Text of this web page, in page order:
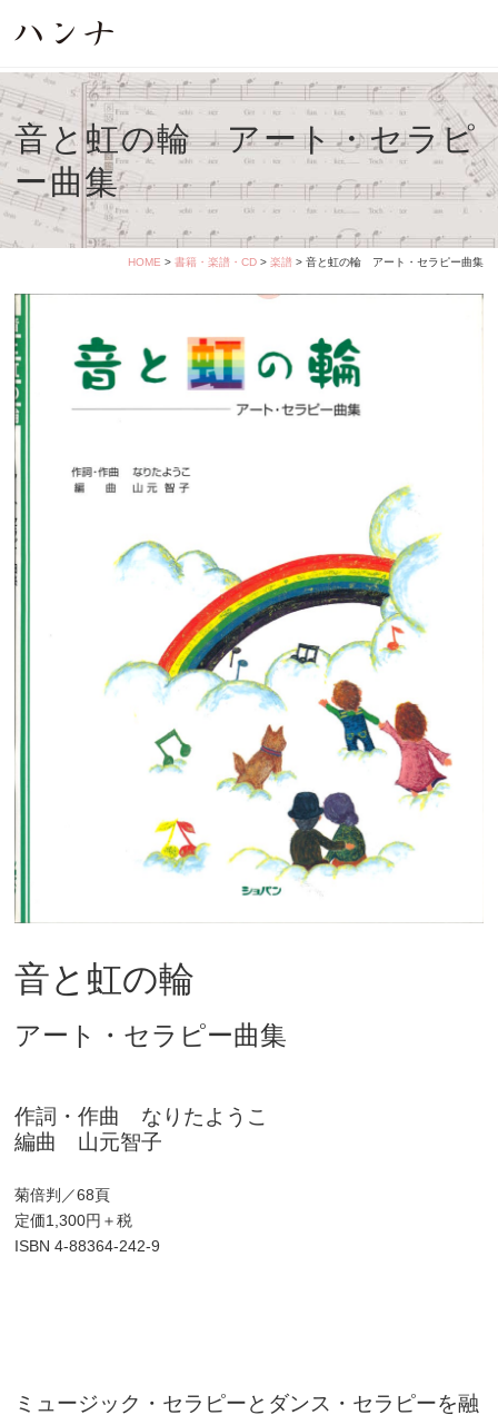
音と虹の輪 アート・セラピ
ー曲集
HOME > 書籍・楽譜・CD> 楽譜> 音と虹の輪 アート・セラピー曲集
音と虹の輪
アート・セラピー曲集
作詞・作曲 なりたようこ
編曲 山元智子
菊倍判／68頁
定価1,300円＋税
ISBN 4-88364-242-9
ミュージック・セラピーとダンス・セラピーを融